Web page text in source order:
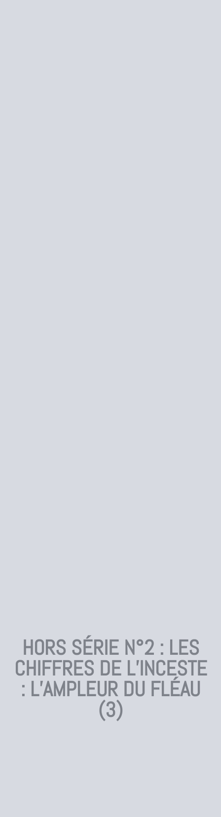
HORS SÉRIE N°2 : LES
CHIFFRES DE L’INCESTE
: L’AMPLEUR DU FLÉAU
(3)